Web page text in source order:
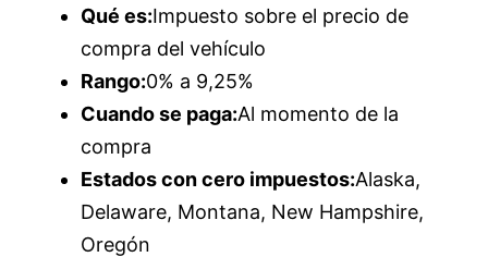
Qué es:Impuesto sobre el precio de
compra del vehículo
Rango:0% a 9,25%
Cuando se paga:Al momento de la
compra
Estados con cero impuestos:Alaska,
Delaware, Montana, New Hampshire,
Oregón